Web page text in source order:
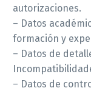
autorizaciones.
– Datos
formación y
– Datos de
– Datos de